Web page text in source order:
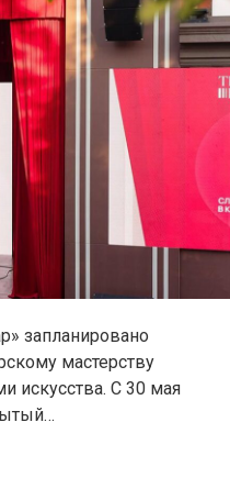
запланировано
мастерству
искусства. С 30 мая